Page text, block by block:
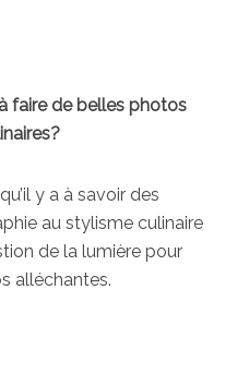
faire de belles photos
y a à savoir des
au stylisme culinaire
de la lumière pour
alléchantes.